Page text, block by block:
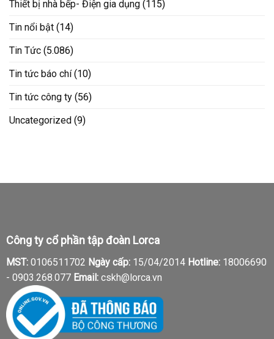
Thiết bị nhà bếp- Điện gia dụng (115)
Tin nổi bật (14)
Tin Tức (5.086)
Tin tức báo chí(10)
Tin tức công ty (56)
Uncategorized (9)
Công ty cổ phần tập đoàn Lorca
MST:0106511702 Ngày cấp:15/04/2014 Hotline:18006690
- 0903.268.077 Email:cskh@lorca.vn